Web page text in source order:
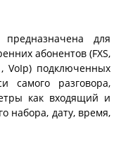
для
абонентов (FXS,
VoIp) подключенных
самого разговора,
как входящий и
набора, дату, время,